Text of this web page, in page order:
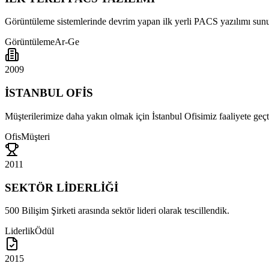
Görüntüleme sistemlerinde devrim yapan ilk yerli PACS yazılımı
GörüntülemeAr-Ge
2009
İSTANBUL OFİS
Müşterilerimize daha yakın olmak için İstanbul Ofisimiz faaliyete
OfisMüşteri
2011
SEKTÖR LİDERLİĞİ
500 Bilişim Şirketi arasında sektör lideri olarak tescillendik.
LiderlikÖdül
2015